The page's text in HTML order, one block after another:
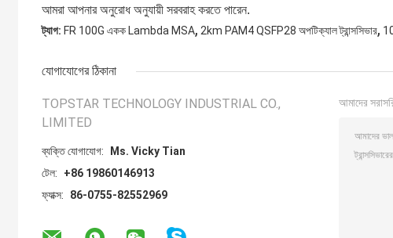
আমরা আপনার অনুরোধ অনুযায়ী সরবরাহ করতে পারেন.
ট্যাগ: FR 100G একক Lambda MSA, 2km PAM4 QSFP28 অপটিক্যাল ট্রান্সসিভার,
যোগাযোগের ঠিকানা
TOPSTAR TECHNOLOGY INDUSTRIAL CO.,
LIMITED
ব্যক্তি যোগাযোগ:
Ms. Vicky Tian
টেল:
+86 19860146913
ফ্যাক্স:
86-0755-82552969
আমাদের